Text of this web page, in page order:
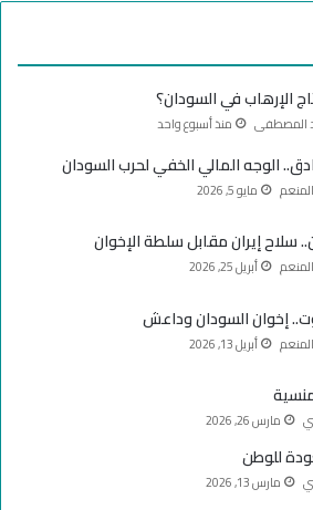
ب
و
ك
u
T
u
b
e
ت
ق
م
الإرهاب في السودان؟
المصطفى منذ أسبوع واحد
الوجه المالي الخفي لحرب السودان
مايو 5, 2026
سلاح إيران مقابل سلطة الإخوان
أبريل 25, 2026
إخوان السودان وداعش
أبريل 13, 2026
مارس 26, 2026
للوطن
مارس 13, 2026